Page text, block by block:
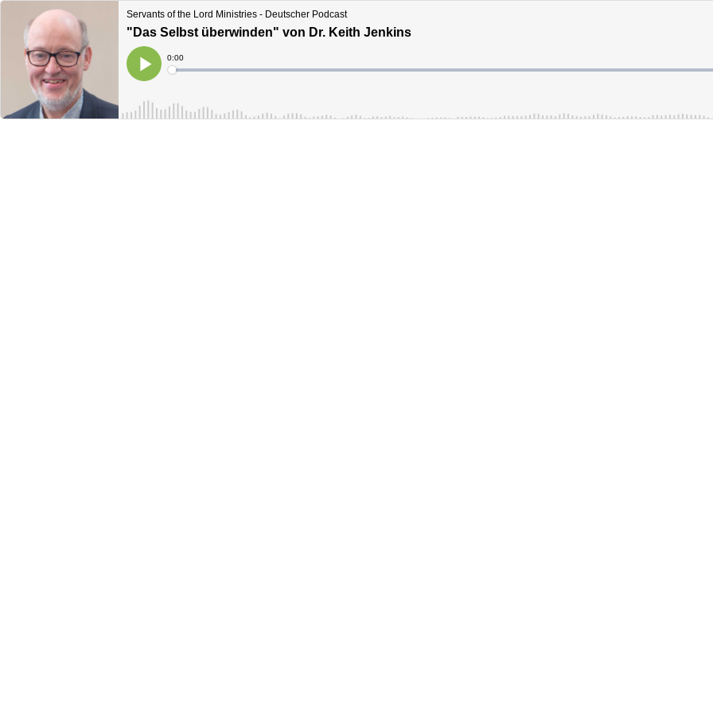
Servants of the Lord Ministries - Deutscher Podcast
"Das Selbst überwinden" von Dr. Keith Jenkins
Play
Current
Time
0:00
Loaded: